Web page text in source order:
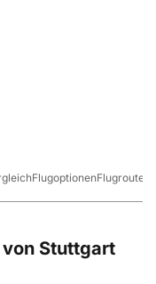
FlugoptionenFlugrouten
Stuttgart